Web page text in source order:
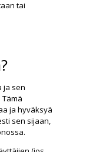
tai
ja sen
ja hyväksyä
sen sijaan,